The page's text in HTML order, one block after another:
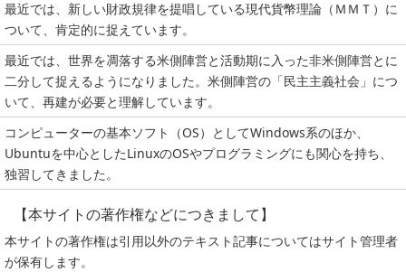
最近では、新しい財政規律を提唱している現代貨幣理論（ＭＭＴ）に
ついて、肯定的に捉えています。
最近では、世界を凋落する米側陣営と活動期に入った非米側陣営とに
二分して捉えるようになりました。米側陣営の「民主主義社会」につ
いて、再建が必要と理解しています。
コンピューターの基本ソフト（OS）としてWindows系のほか、
Ubuntuを中心としたLinuxのOSやプログラミングにも関心を持ち、
独習してきました。
【本サイトの著作権などにつきまして】
本サイトの著作権は引用以外のテキスト記事についてはサイト管理者
が保有します。